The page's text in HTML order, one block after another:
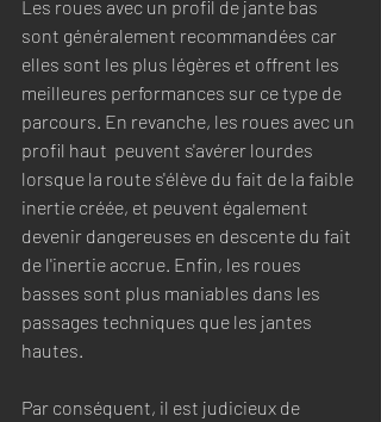
Les roues avec un profil de jante bas
sont généralement recommandées car
elles sont les plus légères et offrent les
meilleures performances sur ce type de
parcours. En revanche, les roues avec un
profil haut  peuvent s'avérer lourdes
lorsque la route s'élève du fait de la faible
inertie créée, et peuvent également
devenir dangereuses en descente du fait
de l'inertie accrue. Enfin, les roues
basses sont plus maniables dans les
passages techniques que les jantes
hautes.
Par conséquent, il est judicieux de